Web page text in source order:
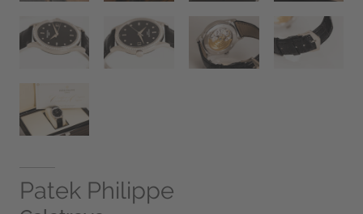
Patek Philippe